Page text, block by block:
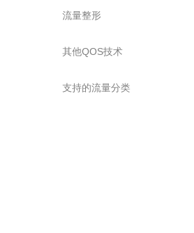
流量整形
其他QOS技术
支持的流量分类